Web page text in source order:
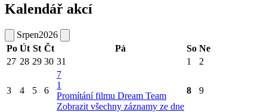
Kalendář akcí
Srpen2026
Po Út St Čt Pá So Ne
27 28 29 30 31 1 2
3 4 5 6
7
1
Promítání filmu Dream Team
Zobrazit všechny záznamy ze dne
8 9